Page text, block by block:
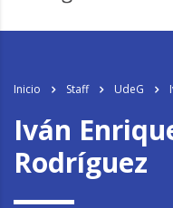
Inicio Staff UdeG
Iván
Rodríguez